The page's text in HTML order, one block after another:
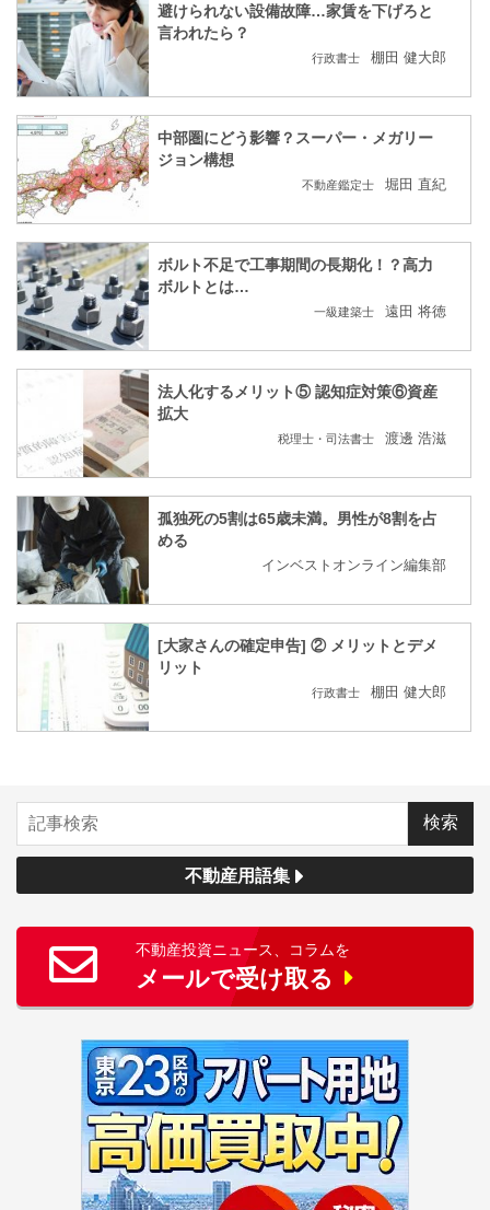
避けられない設備故障…家賃を下げろと
言われたら？
行政書士 棚田 健大郎
中部圏にどう影響？スーパー・メガリー
ジョン構想
不動産鑑定士 堀田 直紀
ボルト不足で工事期間の長期化！？高力
ボルトとは…
一級建築士 遠田 将徳
法人化するメリット⑤ 認知症対策⑥資産
拡大
税理士・司法書士 渡邊 浩滋
孤独死の5割は65歳未満。男性が8割を占
める
インベストオンライン編集部
[大家さんの確定申告] ② メリットとデメ
リット
行政書士 棚田 健大郎
不動産用語集
不動産投資ニュース、コラムを
メールで受け取る